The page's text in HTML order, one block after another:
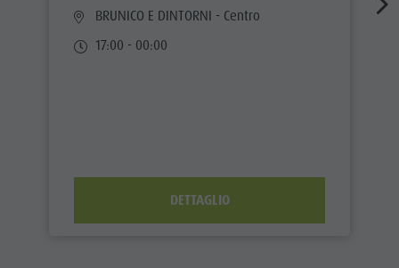
BRUNICO E DINTORNI - Centro
17:00 - 00:00
DETTAGLIO